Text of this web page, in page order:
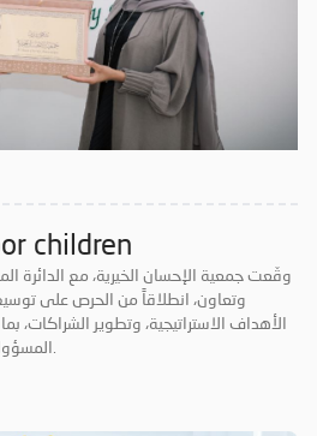
children
وقّعت جمعية الإحسان الخيرية، مع الدائرة
وتعاون، انطلاقاً من الحرص على
الأهداف الاستراتيجية، وتطوير الشراكات،